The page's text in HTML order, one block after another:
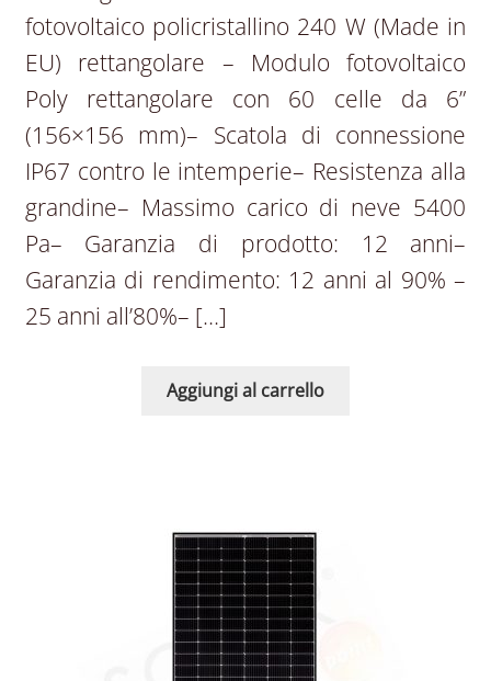
fotovoltaico policristallino 240 W (Made in
EU) rettangolare – Modulo fotovoltaico
Poly rettangolare con 60 celle da 6”
(156×156 mm)– Scatola di connessione
IP67 contro le intemperie– Resistenza alla
grandine– Massimo carico di neve 5400
Pa– Garanzia di prodotto: 12 anni–
Garanzia di rendimento: 12 anni al 90% –
25 anni all’80%– […]
Aggiungi al carrello